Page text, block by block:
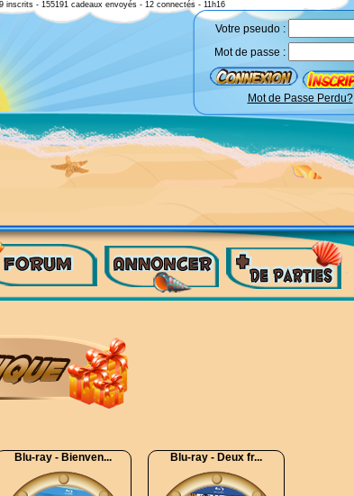
inscrits - 155191 cadeaux envoyés - 12 connectés - 11h16
Votre pseudo :
Mot de passe :
Mot de Passe Perdu?
Blu-ray - Bienven... Blu-ray - Deux fr...